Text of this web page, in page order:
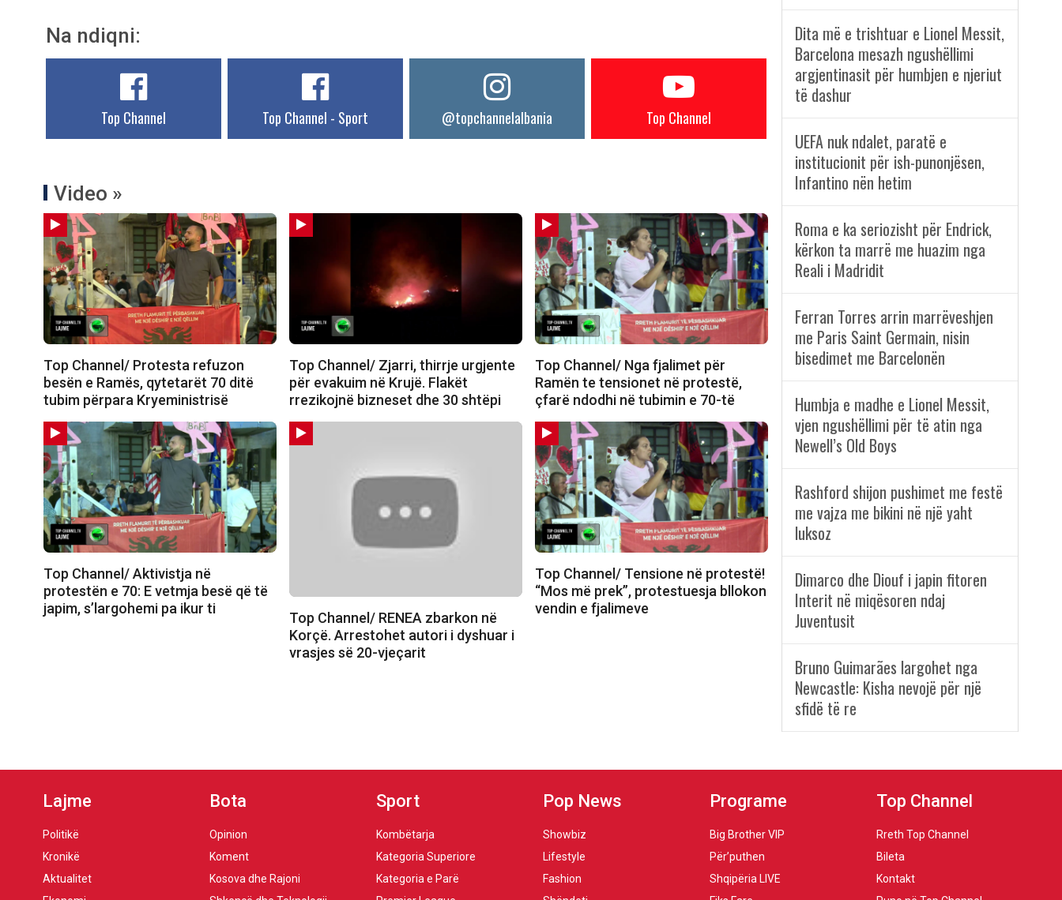
Na ndiqni:
Top Channel Top Channel - Sport @topchannelalbania Top Channel
Video »
Top Channel/ Protesta refuzon
besën e Ramës, qytetarët 70 ditë
tubim përpara Kryeministrisë
Top Channel/ Zjarri, thirrje urgjente
për evakuim në Krujë. Flakët
rrezikojnë bizneset dhe 30 shtëpi
Top Channel/ Nga fjalimet për
Ramën te tensionet në protestë,
çfarë ndodhi në tubimin e 70-të
Top Channel/ Aktivistja në
protestën e 70: E vetmja besë që të
japim, s’largohemi pa ikur ti
Top Channel/ RENEA zbarkon në
Korçë. Arrestohet autori i dyshuar i
vrasjes së 20-vjeçarit
Top Channel/ Tensione në protestë!
“Mos më prek”, protestuesja bllokon
vendin e fjalimeve
Dita më e trishtuar e Lionel Messit,
Barcelona mesazh ngushëllimi
argjentinasit për humbjen e njeriut
të dashur
UEFA nuk ndalet, paratë e
institucionit për ish-punonjësen,
Infantino nën hetim
Roma e ka seriozisht për Endrick,
kërkon ta marrë me huazim nga
Reali i Madridit
Ferran Torres arrin marrëveshjen
me Paris Saint Germain, nisin
bisedimet me Barcelonën
Humbja e madhe e Lionel Messit,
vjen ngushëllimi për të atin nga
Newell’s Old Boys
Rashford shijon pushimet me festë
me vajza me bikini në një yaht
luksoz
Dimarco dhe Diouf i japin fitoren
Interit në miqësoren ndaj
Juventusit
Bruno Guimarães largohet nga
Newcastle: Kisha nevojë për një
sfidë të re
Lajme
Politikë
Kronikë
Aktualitet
Bota
Opinion
Koment
Kosova dhe Rajoni
Sport
Kombëtarja
Kategoria Superiore
Kategoria e Parë
Pop News
Showbiz
Lifestyle
Fashion
Programe
Big Brother VIP
Për’puthen
Shqipëria LIVE
Top Channel
Rreth Top Channel
Bileta
Kontakt